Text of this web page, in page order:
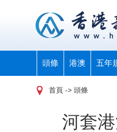
頭條 港澳 五年
首頁 -> 頭條
河套